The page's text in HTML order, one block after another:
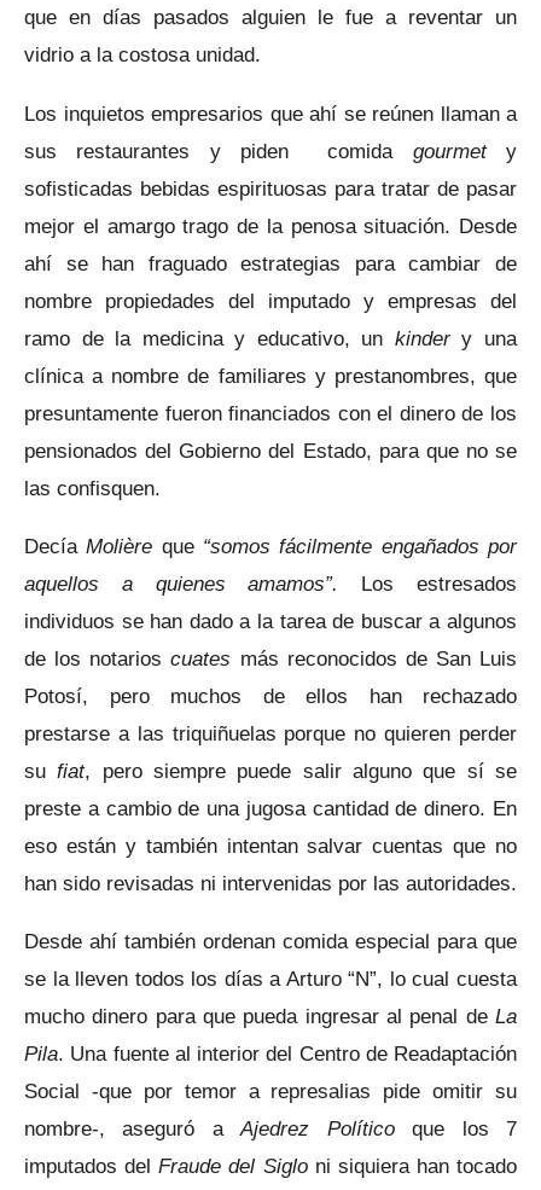
que en días pasados alguien le fue a reventar un
vidrio a la costosa unidad.
Los inquietos empresarios que ahí se reúnen llaman a
sus restaurantes y piden comida gourmety
sofisticadas bebidas espirituosas para tratar de pasar
mejor el amargo trago de la penosa situación. Desde
ahí se han fraguado estrategias para cambiar de
nombre propiedades del imputado y empresas del
ramo de la medicina y educativo, un kindery una
clínica a nombre de familiares y prestanombres, que
presuntamente fueron financiados con el dinero de los
pensionados del Gobierno del Estado, para que no se
las confisquen.
DecíaMolière que “somos fácilmente engañados por
aquellos a quienes amamos”. Los estresados
individuos se han dado a la tarea de buscar a algunos
de los notarioscuates más reconocidos de San Luis
Potosí, pero muchos de ellos han rechazado
prestarse a las triquiñuelas porque no quieren perder
sufiat, pero siempre puede salir alguno que sí se
preste a cambio de una jugosa cantidad de dinero. En
eso están y también intentan salvar cuentas que no
han sido revisadas ni intervenidas por las autoridades.
Desde ahí también ordenan comida especial para que
se la lleven todos los días a Arturo “N”, lo cual cuesta
mucho dinero para que pueda ingresar al penal de La
Pila. Una fuente al interior del Centro de Readaptación
Social -que por temor a represalias pide omitir su
nombre-, aseguró aAjedrez Políticoque los 7
imputados delFraude del Sigloni siquiera han tocado